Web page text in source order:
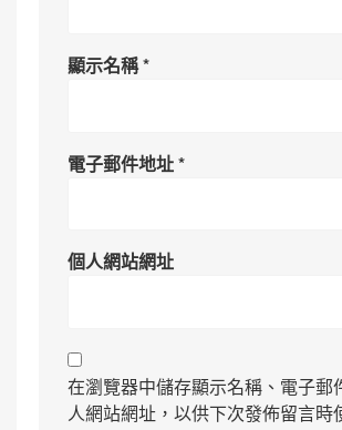
顯示名稱*
電子郵件地址*
個人網站網址
在瀏覽器中儲存顯示名稱、電子郵
人網站網址，以供下次發佈留言時